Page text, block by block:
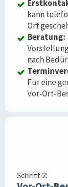
kann
Ort
Beratung:
nach
Für eine
Vor-Ort-
Schritt 2: